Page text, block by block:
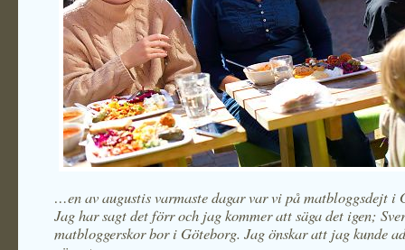
…en av augustis varmaste dagar var vi på matbloggsdejt i
Jag har sagt det förr och jag kommer att säga det igen;
matbloggerskor bor i Göteborg. Jag önskar att jag kunde